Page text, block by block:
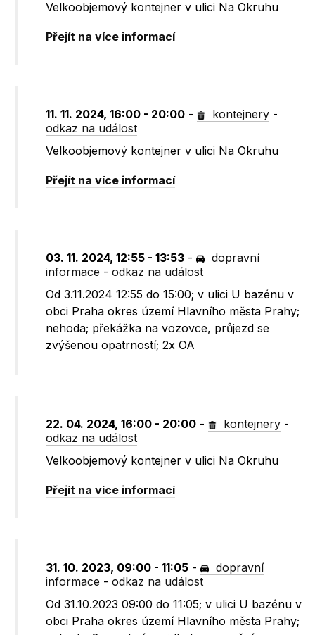
Velkoobjemový kontejner v ulici Na Okruhu
Přejít na více informací
11. 11. 2024, 16:00 - 20:00 - kontejnery -
odkaz na událost
Velkoobjemový kontejner v ulici Na Okruhu
Přejít na více informací
03. 11. 2024, 12:55 - 13:53 -
dopravní
informace -odkaz na událost
Od 3.11.2024 12:55 do 15:00; v ulici U bazénu v
obci Praha okres území Hlavního města Prahy;
nehoda; překážka na vozovce, průjezd se
zvýšenou opatrností; 2x OA
22. 04. 2024, 16:00 - 20:00 - kontejnery -
odkaz na událost
Velkoobjemový kontejner v ulici Na Okruhu
Přejít na více informací
31. 10. 2023, 09:00 - 11:05 -
dopravní
informace -odkaz na událost
Od 31.10.2023 09:00 do 11:05; v ulici U bazénu v
obci Praha okres území Hlavního města Prahy;